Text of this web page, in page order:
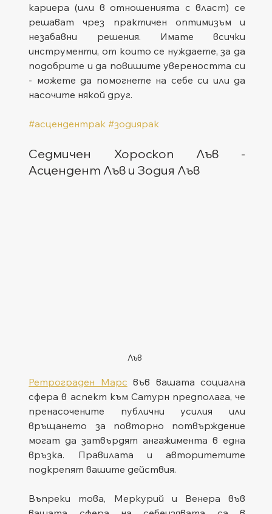
кариера (или в отношенията с власт) се
решават чрез практичен оптимизъм и
незабавни решения. Имате всички
инструменти, от които се нуждаете, за да
подобрите и да повишите увереността си
- можете да помогнете на себе си или да
насочите някой друг.
#асцендентрак #зодиярак
Седмичен Хороскоп Лъв -
Асцендент Лъв и Зодия Лъв
Лъв
Ретрограден Марс във вашата социална
сфера в аспект към Сатурн предполага, че
пренасочените публични усилия или
връщането за повторно потвърждение
могат да затвърдят ангажимента в една
връзка. Правилата и авторитетите
подкрепят вашите действия.
Въпреки това, Меркурий и Венера във